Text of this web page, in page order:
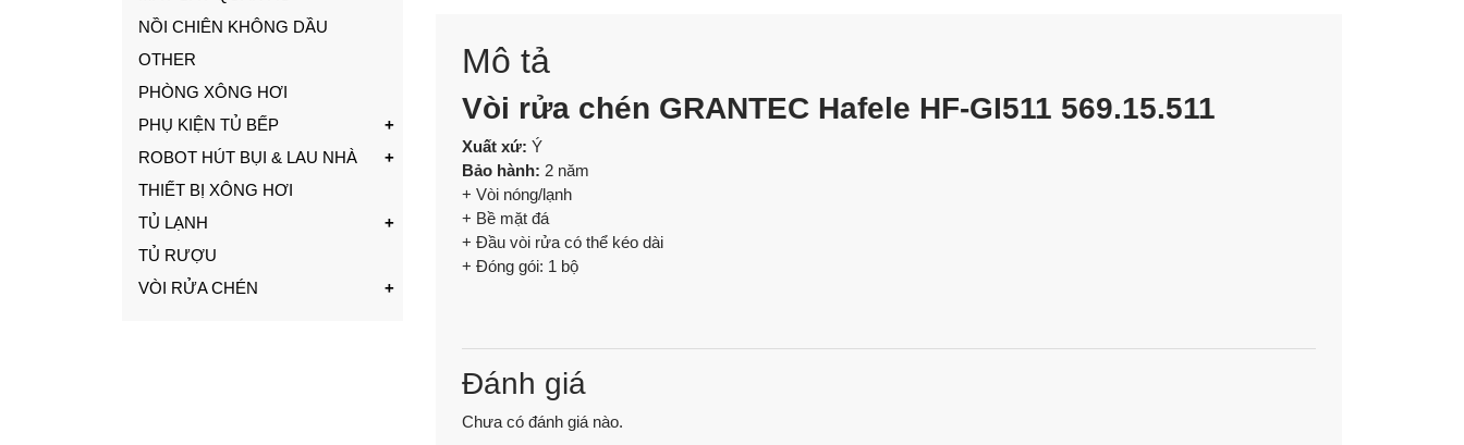
NỒI CHIÊN KHÔNG DẦU
OTHER
PHÒNG XÔNG HƠI
PHỤ KIỆN TỦ BẾP
ROBOT HÚT BỤI & LAU NHÀ
THIẾT BỊ XÔNG HƠI
TỦ LẠNH
TỦ RƯỢU
VÒI RỬA CHÉN
Mô tả
Vòi rửa chén GRANTEC Hafele HF-GI511 569.15.511
Xuất xứ: Ý
Bảo hành: 2 năm
+ Vòi nóng/lạnh
+ Bề mặt đá
+ Đầu vòi rửa có thể kéo dài
+ Đóng gói: 1 bộ
Đánh giá
Chưa có đánh giá nào.